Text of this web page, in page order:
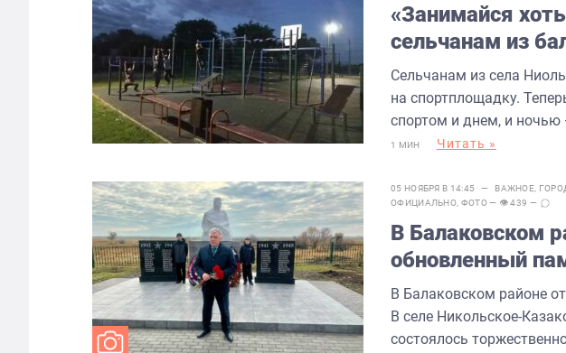
«Занимайся
сельчанам из
провели
Сельчанам из села
на спортплощадку.
спортом и днем, и ночью
1 МИН Читать »
05 НОЯБРЯ В 14:45 — ВАЖНОЕ
ОФИЦИАЛЬНО ФОТО— 👁 439 —
В Балаковском
обновленный
В Балаковском районе
В селе Никольское-
состоялось